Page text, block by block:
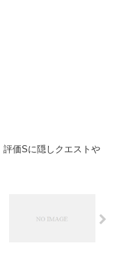
評価Sに隠しクエストや